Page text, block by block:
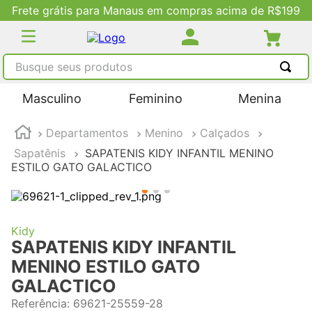
R$199 Descontos Exclusivos no Site
Busque seus produtos
Masculino Feminino Menina
Departamentos Menino
Calçados
Sapatênis
SAPATENIS KIDY INFANTIL MENINO
ESTILO GATO GALACTICO
Kidy
SAPATENIS KIDY INFANTIL
MENINO ESTILO GATO
GALACTICO
Referência: 69621-25559-28
TERMOS MAIS BUSCADOS
2
tenis feminino
3º
kenner